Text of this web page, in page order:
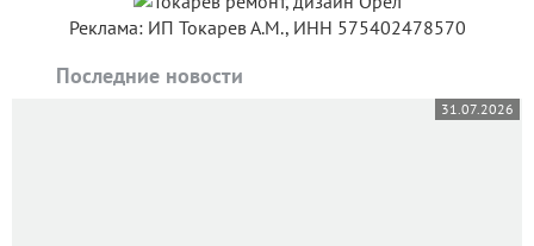
Реклама: ИП Токарев А.М., ИНН 575402478570
Последние новости
31.07.2026